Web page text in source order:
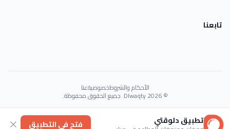
تابعنا
الأحكام والشروطخصوصيةعنا
© 2026 Dlwaqty. جميع الحقوق محفوظة.
Powered byGAIT
تطبيق دلوقتي فتح في التطبيق